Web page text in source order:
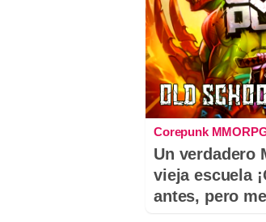
Corepunk
Un verdadero
vieja escuela
antes, pero